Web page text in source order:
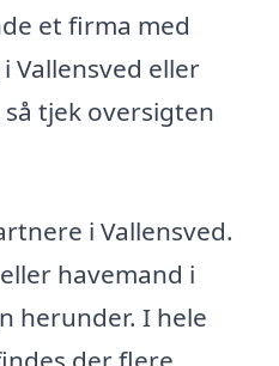
et firma med
Vallensved eller
tjek oversigten
i Vallensved.
havemand i
herunder. I hele